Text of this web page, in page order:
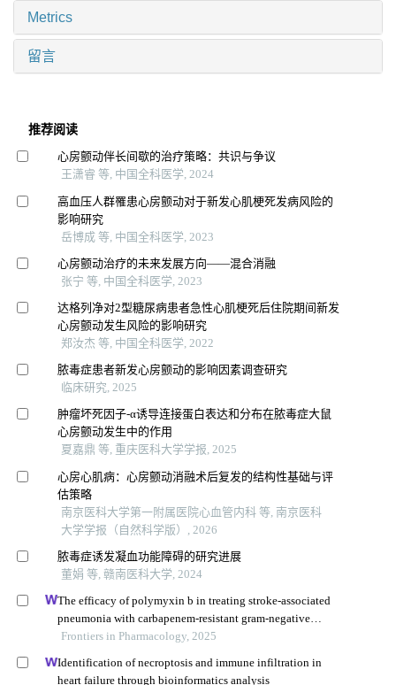
Metrics
留言
推荐阅读
心房颤动伴长间歇的治疗策略：共识与争议
王潇睿 等, 中国全科医学, 2024
高血压人群罹患心房颤动对于新发心肌梗死发病风险的
影响研究
岳博成 等, 中国全科医学, 2023
心房颤动治疗的未来发展方向——混合消融
张宁 等, 中国全科医学, 2023
达格列净对2型糖尿病患者急性心肌梗死后住院期间新发
心房颤动发生风险的影响研究
郑汝杰 等, 中国全科医学, 2022
脓毒症患者新发心房颤动的影响因素调查研究
临床研究, 2025
肿瘤坏死因子-α诱导连接蛋白表达和分布在脓毒症大鼠
心房颤动发生中的作用
夏嘉鼎 等, 重庆医科大学学报, 2025
心房心肌病：心房颤动消融术后复发的结构性基础与评
估策略
南京医科大学第一附属医院心血管内科 等, 南京医科
大学学报（自然科学版）, 2026
脓毒症诱发凝血功能障碍的研究进展
董娟 等, 赣南医科大学, 2024
The efficacy of polymyxin b in treating stroke-associated
pneumonia with carbapenem-resistant gram-negative
bacteria infections: a multicenter real-world study using
Frontiers in Pharmacology, 2025
Identification of necroptosis and immune infiltration in
heart failure through bioinformatics analysis